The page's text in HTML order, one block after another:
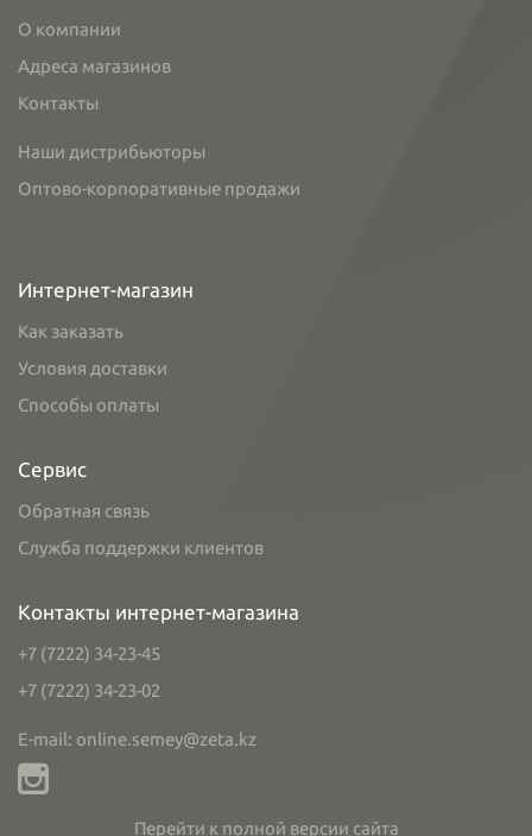
О компании
Адреса магазинов
Контакты
Наши дистрибьюторы
Оптово-корпоративные продажи
Интернет-магазин
Как заказать
Условия доставки
Способы оплаты
Сервис
Обратная связь
Служба поддержки клиентов
Контакты интернет-магазина
+7 (7222) 34-23-45
+7 (7222) 34-23-02
E-mail: online.semey@zeta.kz
Перейти к полной версии сайта